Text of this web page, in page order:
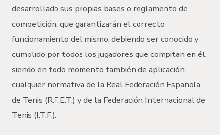
desarrollado sus propias bases o reglamento de
competición, que garantizarán el correcto
funcionamiento del mismo, debiendo ser conocido y
cumplido por todos los jugadores que compitan en él,
siendo en todo momento también de aplicación
cualquier normativa de la Real Federación Española
de Tenis (R.F.E.T.) y de la Federación Internacional de
Tenis (I.T.F.).